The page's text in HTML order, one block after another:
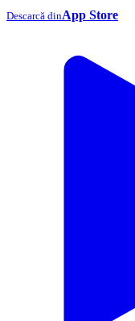
Descarcă dinApp Store